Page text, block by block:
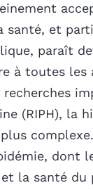
santé, et
paraît
à toutes les
(RIPH), la
dont
la santé du